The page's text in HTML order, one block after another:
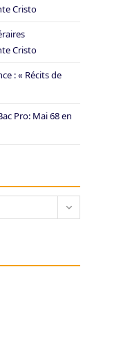
Cristo
Cristo
: « Récits de
Pro: Mai 68 en